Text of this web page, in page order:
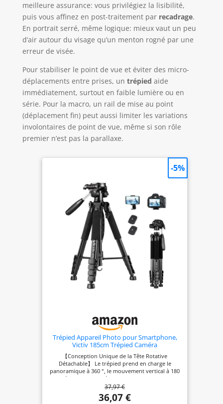
meilleure assurance: vous privilégiez la lisibilité,
puis vous affinez en post-traitement par recadrage.
En portrait serré, même logique: mieux vaut un peu
d’air autour du visage qu’un menton rogné par une
erreur de visée.
Pour stabiliser le point de vue et éviter des micro-
déplacements entre prises, un trépied aide
immédiatement, surtout en faible lumière ou en
série. Pour la macro, un rail de mise au point
(déplacement fin) peut aussi limiter les variations
involontaires de point de vue, même si son rôle
premier n’est pas la parallaxe.
Trépied Appareil Photo pour Smartphone,
Victiv 185cm Trépied Caméra
【Conception Unique de la Tête Rotative
Détachable】 Le trépied prend en charge le
panoramique à 360 °, le mouvement vertical à 180
° (dévissez la poignée dans le sens inverse des
aiguilles d'une montre) et la prise de vue latérale à
90 °. La tête rotative à trois voies peut être
démontée et remplacée par une tête sphérique,
37,97 €
36,07 €
-5%